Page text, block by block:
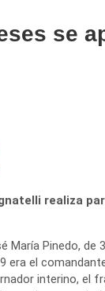
se
realiza
María Pinedo,
era el
interino, el